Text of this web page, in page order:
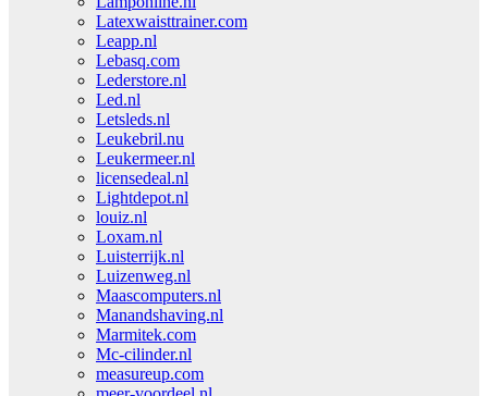
Latexwaisttrainer.com
Leapp.nl
Lebasq.com
Lederstore.nl
Led.nl
Letsleds.nl
Leukebril.nu
Leukermeer.nl
licensedeal.nl
Lightdepot.nl
louiz.nl
Loxam.nl
Luisterrijk.nl
Luizenweg.nl
Maascomputers.nl
Manandshaving.nl
Marmitek.com
Mc-cilinder.nl
measureup.com